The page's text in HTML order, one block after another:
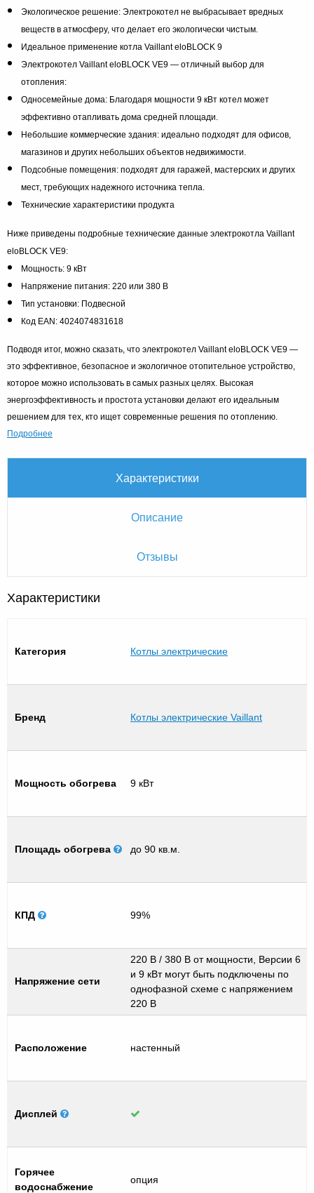
Экологическое решение: Электрокотел не выбрасывает вредных
веществ в атмосферу, что делает его экологически чистым.
Идеальное применение котла Vaillant eloBLOCK 9
Электрокотел Vaillant eloBLOCK VE9 — отличный выбор для
отопления:
Односемейные дома: Благодаря мощности 9 кВт котел может
эффективно отапливать дома средней площади.
Небольшие коммерческие здания: идеально подходят для офисов,
магазинов и других небольших объектов недвижимости.
Подсобные помещения: подходят для гаражей, мастерских и других
мест, требующих надежного источника тепла.
Технические характеристики продукта
Ниже приведены подробные технические данные электрокотла Vaillant
eloBLOCK VE9:
Мощность: 9 кВт
Напряжение питания: 220 или 380 В
Тип установки: Подвесной
Код EAN: 4024074831618
Подводя итог, можно сказать, что электрокотел Vaillant eloBLOCK VE9 —
это эффективное, безопасное и экологичное отопительное устройство,
которое можно использовать в самых разных целях. Высокая
энергоэффективность и простота установки делают его идеальным
решением для тех, кто ищет современные решения по отоплению.
Подробнее
Характеристики
Описание
Отзывы
Характеристики
Категория Котлы электрические
Бренд Котлы электрические Vaillant
Мощность обогрева 9 кВт
Площадь обогрева до 90 кв.м.
КПД 99%
Напряжение сети
220 В / 380 В от мощности, Версии 6
и 9 кВт могут быть подключены по
однофазной схеме с напряжением
220 В
Расположение настенный
Дисплей
Горячее
водоснабжение
опция